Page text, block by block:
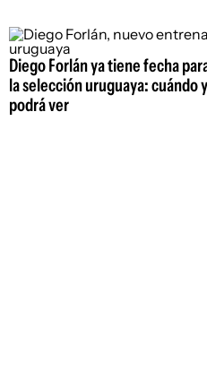
Diego Forlán ya tiene fecha
la selección uruguaya: cuándo
podrá ver